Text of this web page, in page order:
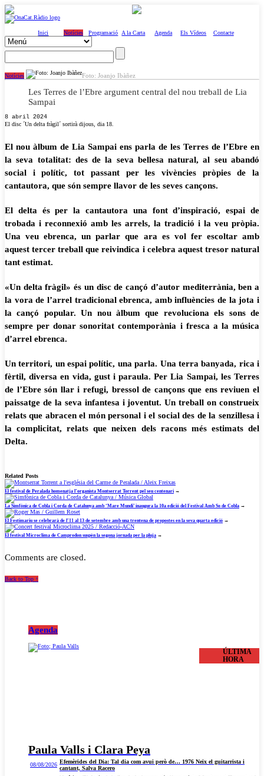
Inici Notícies Programació A la Carta Agenda Els Vídeos Contacte
Notícies Foto: Joanjo Ibàñez
Les Terres de l’Ebre argument central del nou treball de Lia
Sampai
8 abril 2024
El disc ´Un delta fràgil´ sortirà dijous, dia 18.
El nou àlbum de Lia Sampai ens parla de les Terres de l’Ebre en
la seva totalitat: des de la seva bellesa natural, al seu abandó
social i polític, tot passant per les vivències pròpies de la
cantautora, que són sempre llavor de les seves cançons.
El delta és per la cantautora una font d’inspiració, espai de
trobada i reconnexió amb les arrels, la tradició i la veu pròpia.
Una veu ebrenca, un parlar que ara es vol fer escoltar amb
aquest tercer treball que reivindica i celebra aquest tresor natural
tant estimat.
«Un delta fràgil» és un disc de cançó d’autor mediterrània, ben a
la vora de l’arrel tradicional ebrenca, amb influències de la jota i
la cançó popular. Un nou àlbum que revoluciona els sons de
sempre per donar sonoritat contemporània i fresca a la música
d’arrel ebrenca.
Un territori, un espai polític, una parla. Una terra banyada, rica i
fèrtil, diversa en vida, gust i paraula. Per Lia Sampai, les Terres
de l’Ebre són llar i refugi, bressol de cançons que ens reviuen el
paissatge de la seva infantesa i joventut. Un treball on construeix
relats que abracen el món personal i el social des de la senzillesa i
la complicitat, relats que neixen dels racons més estimats del
Delta.
Related Posts
El festival de Peralada homenatja l’organista Montserrat Torrent pel seu centenari →
La Simfònica de Cobla i Corda de Catalunya amb ‘Mare Mundi’ inaugura la 10a edició del Festival Amb So de Cobla →
El Festimariu se celebrarà de l’11 al 13 de setembre amb una trentena de propostes en la seva quarta edició →
El festival Microclima de Camprodon suspèn la segona jornada per la pluja →
Comments are closed.
Back to Top ↑
Agenda
Paula Valls i Clara Peya
ÚLTIMA
HORA
08/08/2026 Efemèrides del Dia: Tal dia com avui però de… 1976 Neix el guitarrista i
cantant, Salva Racero